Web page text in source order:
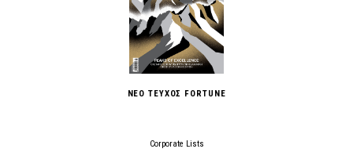
ΝΕΟ ΤΕΥΧΟΣ FORTUNE
Corporate Lists